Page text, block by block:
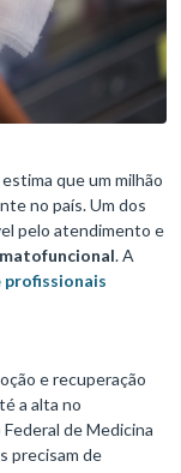
que um milhão
no país. Um dos
pelo atendimento e
. A
profissionais
e recuperação
a alta no
de Medicina
precisam de